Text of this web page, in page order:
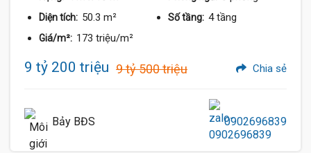
Diện tích: 50.3 m² Số tầng: 4 tầng
Giá/m²: 173 triệu/m²
9 tỷ 200 triệu 9 tỷ 500 triệu Chia sẻ
Bảy BĐS 0902696839